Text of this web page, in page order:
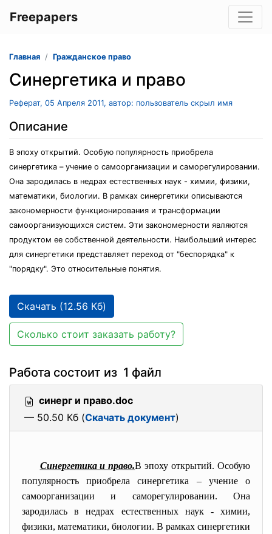
Freepapers
Главная Гражданское право
Синергетика и право
Реферат, 05 Апреля 2011, автор: пользователь скрыл имя
Описание
В эпоху открытий. Особую популярность приобрела
синергетика – учение о самоорганизации и саморегулировании.
Она зародилась в недрах естественных наук - химии, физики,
математики, биологии. В рамках синергетики описываются
закономерности функционирования и трансформации
самоорганизующихся систем. Эти закономерности являются
продуктом ее собственной деятельности. Наибольший интерес
для синергетики представляет переход от "беспорядка" к
"порядку". Это относительные понятия.
Скачать (12.56 Кб)
Сколько стоит заказать работу?
Работа состоит из 1 файл
синерг и право.doc
— 50.50 Кб (Скачать документ)
Синергетика и право.В эпоху открытий. Особую
популярность приобрела синергетика – учение о
самоорганизации и саморегулировании. Она
зародилась в недрах естественных наук - химии,
физики, математики, биологии. В рамках синергетики